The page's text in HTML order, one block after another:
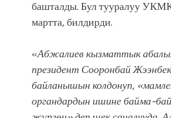
болмок”
башталды. Бул тууралуу
мартта, билдирди.
«Абжалиев кызматтык
президент Сооронбай
байланышын колдонуп,
органдардын ишине байма-